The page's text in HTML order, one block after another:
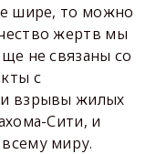
шире, то можно
жертв мы
не связаны со
с
взрывы жилых
Сити, и
миру.